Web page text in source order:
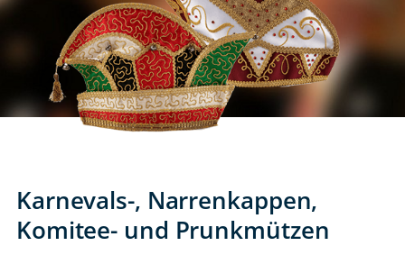
Karnevals-, Narrenkappen,
Komitee- und Prunkmützen